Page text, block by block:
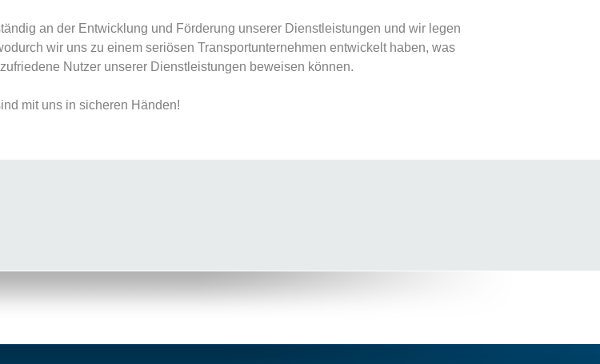
an der Entwicklung und Förderung unserer Dienstleistungen und wir legen
wir uns zu einem seriösen Transportunternehmen entwickelt haben, was
Nutzer unserer Dienstleistungen beweisen können.
mit uns in sicheren Händen!